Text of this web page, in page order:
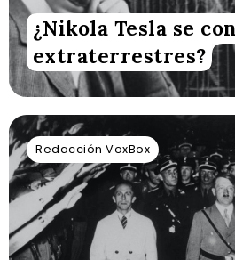
¿Nikola Tesla se
extraterrestres?
Redacción VoxBox